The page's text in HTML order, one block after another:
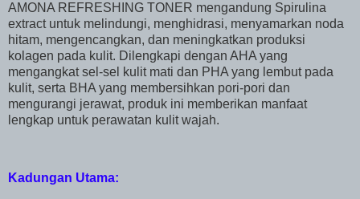
AMONA REFRESHING TONER mengandung Spirulina
extract untuk melindungi, menghidrasi, menyamarkan noda
hitam, mengencangkan, dan meningkatkan produksi
kolagen pada kulit. Dilengkapi dengan AHA yang
mengangkat sel-sel kulit mati dan PHA yang lembut pada
kulit, serta BHA yang membersihkan pori-pori dan
mengurangi jerawat, produk ini memberikan manfaat
lengkap untuk perawatan kulit wajah.
Kadungan Utama: